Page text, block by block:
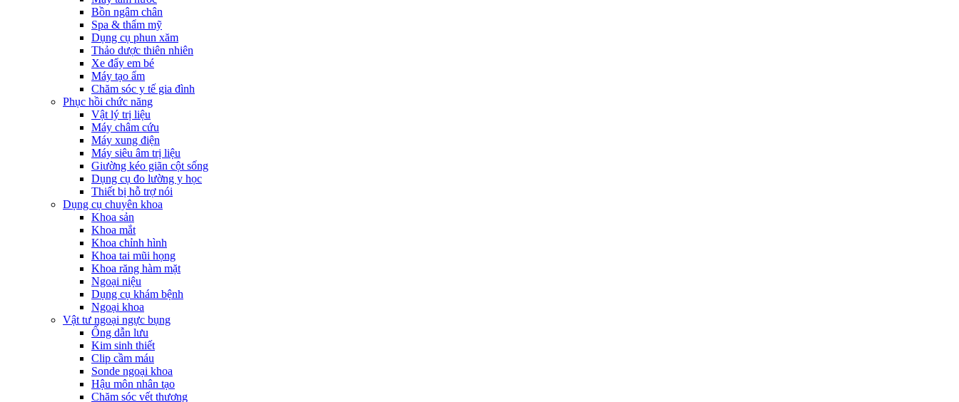
Bồn ngâm chân
Spa & thẩm mỹ
Dụng cụ phun xăm
Thảo dược thiên nhiên
Xe đẩy em bé
Máy tạo ẩm
Chăm sóc y tế gia đình
Phục hồi chức năng
Vật lý trị liệu
Máy châm cứu
Máy xung điện
Máy siêu âm trị liệu
Giường kéo giãn cột sống
Dụng cụ đo lường y học
Thiết bị hỗ trợ nói
Dụng cụ chuyên khoa
Khoa sản
Khoa mắt
Khoa chỉnh hình
Khoa tai mũi họng
Khoa răng hàm mặt
Ngoại niệu
Dụng cụ khám bệnh
Ngoại khoa
Vật tư ngoại ngực bụng
Ống dẫn lưu
Kim sinh thiết
Clip cầm máu
Sonde ngoại khoa
Hậu môn nhân tạo
Chăm sóc vết thương